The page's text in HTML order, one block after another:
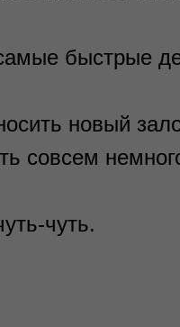
быстрые
новый
совсем
чуть.